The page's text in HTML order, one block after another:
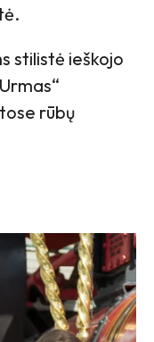
stilistė ieškojo
rūbų